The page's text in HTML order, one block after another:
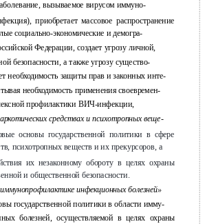
вызываемое вирусом иммуно-
приобретает массовое распространение
социально-экономические и демогра-
Федерации, создает угрозу личной,
безопасности, а также угрозу существо-
необходимость защиты прав и законных инте-
необходимость применения своевремен-
профилактики ВИЧ-инфекции,
средствах и психотропных веще-
основы государственной политики в сфере
психотропных веществ и их прекурсоров, а
их незаконному обороту в целях охраны
и общественной безопасности.
инфекционных болезней»
государственной политики в области имму-
болезней, осуществляемой в целях охраны